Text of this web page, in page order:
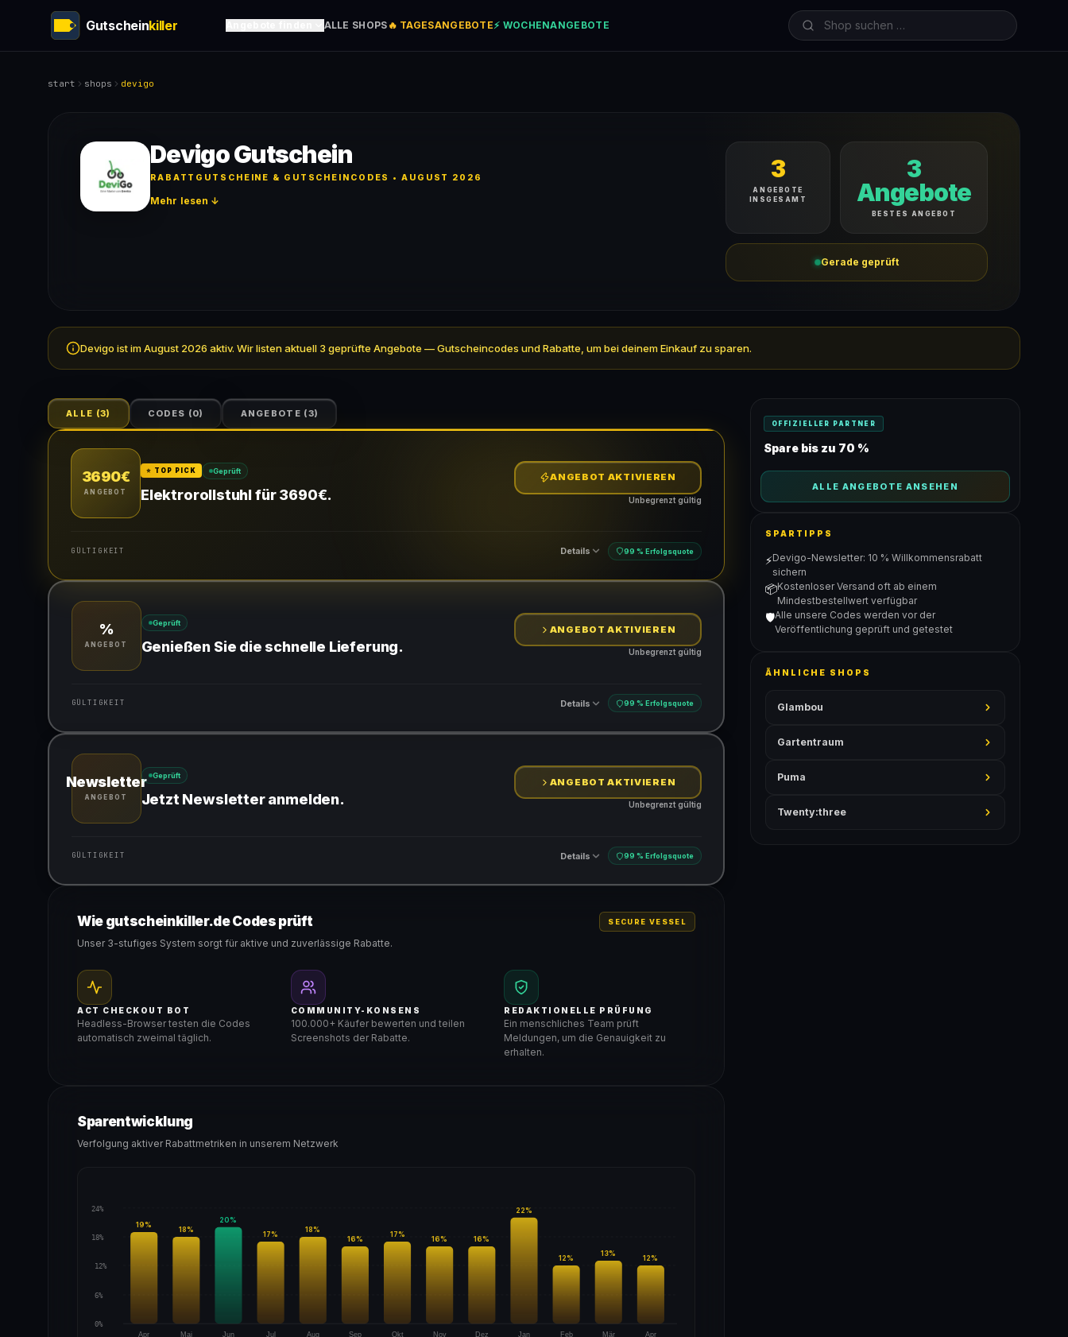
Gutscheinkiller ALLE SHOPS 🔥 TAGESANGEBOTE⚡ WOCHENANGEBOTE
start shops devigo
Devigo Gutschein
RABATTGUTSCHEINE & GUTSCHEINCODES • AUGUST 2026
Mehr lesen ↓
3
ANGEBOTE
INSGESAMT
3
Angebote
BESTES ANGEBOT
Gerade geprüft
Devigo ist im August 2026 aktiv. Wir listen aktuell 3 geprüfte Angebote — Gutscheincodes und Rabatte, um bei deinem Einkauf zu sparen.
ALLE (3) CODES (0) ANGEBOTE (3)
3690€
ANGEBOT
⭐ TOP PICK Geprüft
Elektrorollstuhl für 3690€.
ANGEBOT AKTIVIEREN
Unbegrenzt gültig
GÜLTIGKEIT Details 99 % Erfolgsquote
Gültig für teilnehmende Produkte
%
ANGEBOT
Geprüft
Genießen Sie die schnelle Lieferung.
ANGEBOT AKTIVIEREN
Unbegrenzt gültig
GÜLTIGKEIT Details 99 % Erfolgsquote
Gültig für teilnehmende Produkte
Newsletter
ANGEBOT
Geprüft
Jetzt Newsletter anmelden.
ANGEBOT AKTIVIEREN
Unbegrenzt gültig
GÜLTIGKEIT Details 99 % Erfolgsquote
Gültig für teilnehmende Produkte
Wie gutscheinkiller.de Codes prüft
Unser 3-stufiges System sorgt für aktive und zuverlässige Rabatte.
SECURE VESSEL
ACT CHECKOUT BOT
Headless-Browser testen die Codes
automatisch zweimal täglich.
COMMUNITY-KONSENS
100.000+ Käufer bewerten und teilen
Screenshots der Rabatte.
REDAKTIONELLE PRÜFUNG
Ein menschliches Team prüft
Meldungen, um die Genauigkeit zu
erhalten.
Sparentwicklung
Verfolgung aktiver Rabattmetriken in unserem Netzwerk
24%
18%
12%
6%
0%
Apr
19%
Mai
18%
Jun
20%
Jul
17%
Aug
18%
Sep
16%
Okt
17%
Nov
16%
Dez
16%
Jan
22%
Feb
12%
Mär
13%
Apr
12%
OFFIZIELLER PARTNER
Spare bis zu 70 %
ALLE ANGEBOTE ANSEHEN
SPARTIPPS
⚡Devigo-Newsletter: 10 % Willkommensrabatt
sichern
📦Kostenloser Versand oft ab einem
Mindestbestellwert verfügbar
🛡️Alle unsere Codes werden vor der
Veröffentlichung geprüft und getestet
ÄHNLICHE SHOPS
Glambou
Gartentraum
Puma
Twenty:three